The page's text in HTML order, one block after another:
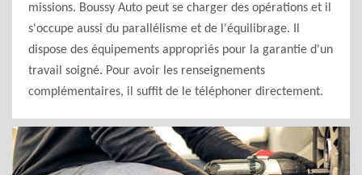
missions. Boussy Auto peut se charger des opérations et il
s'occupe aussi du parallélisme et de l'équilibrage. Il
dispose des équipements appropriés pour la garantie d'un
travail soigné. Pour avoir les renseignements
complémentaires, il suffit de le téléphoner directement.